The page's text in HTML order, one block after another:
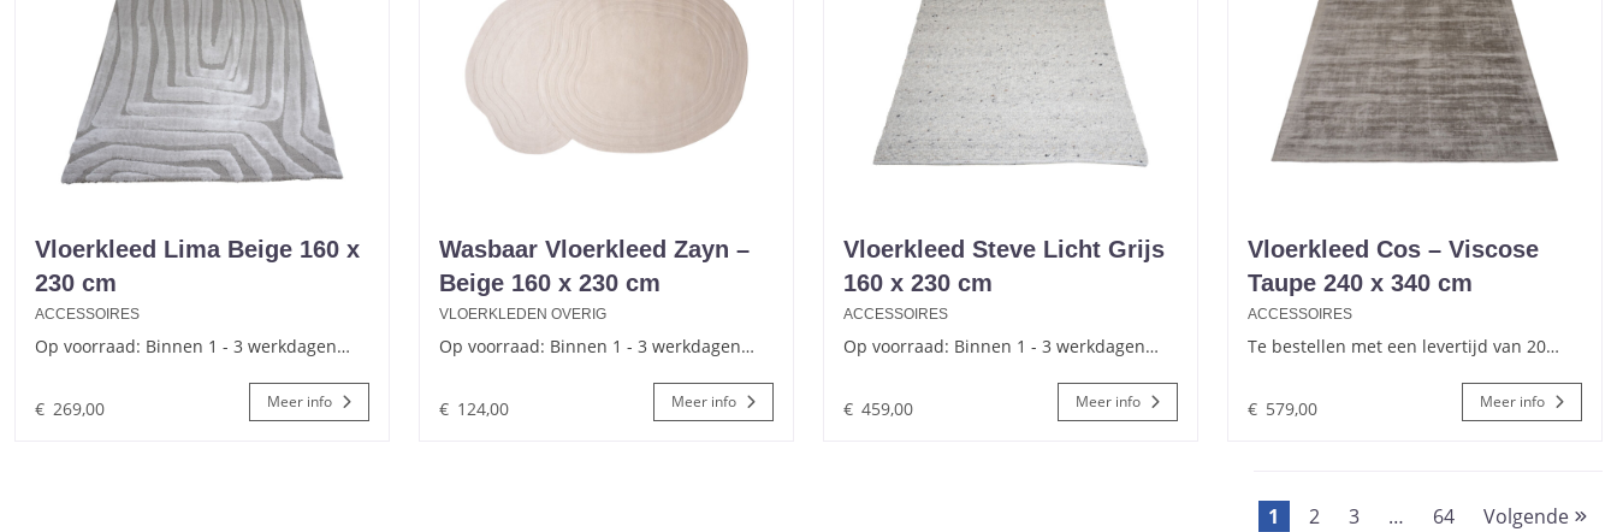
Vloerkleed Lima Beige 160 x
230 cm
ACCESSOIRES
Op voorraad: Binnen 1 - 3 werkdagen…
€ 269,00 Meer info
Wasbaar Vloerkleed Zayn –
Beige 160 x 230 cm
VLOERKLEDEN OVERIG
Op voorraad: Binnen 1 - 3 werkdagen…
€ 124,00 Meer info
Vloerkleed Steve Licht Grijs
160 x 230 cm
ACCESSOIRES
Op voorraad: Binnen 1 - 3 werkdagen…
€ 459,00 Meer info
Vloerkleed Cos – Viscose
Taupe 240 x 340 cm
ACCESSOIRES
Te bestellen met een levertijd van 20…
€ 579,00 Meer info
1 2 3 … 64 Volgende